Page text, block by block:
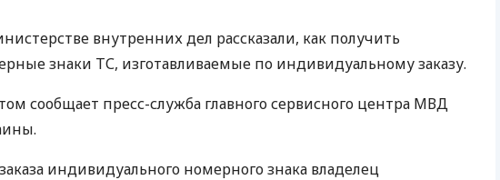
КЕШБЭКА
БАНКОВСКИМ КАРТАМ
внутренних дел рассказали, как получить
знаки ТС, изготавливаемые по индивидуальному заказу.
сообщает пресс-служба главного сервисного центра МВД
индивидуального номерного знака владелец